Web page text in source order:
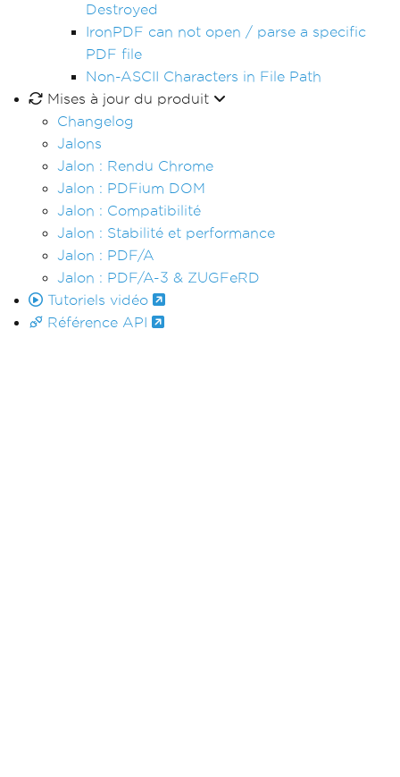
Destroyed
IronPDF can not open / parse a specific
PDF file
Non-ASCII Characters in File Path
Mises à jour du produit
Changelog
Jalons
Jalon : Rendu Chrome
Jalon : PDFium DOM
Jalon : Compatibilité
Jalon : Stabilité et performance
Jalon : PDF/A
Jalon : PDF/A-3 & ZUGFeRD
Tutoriels vidéo
Référence API